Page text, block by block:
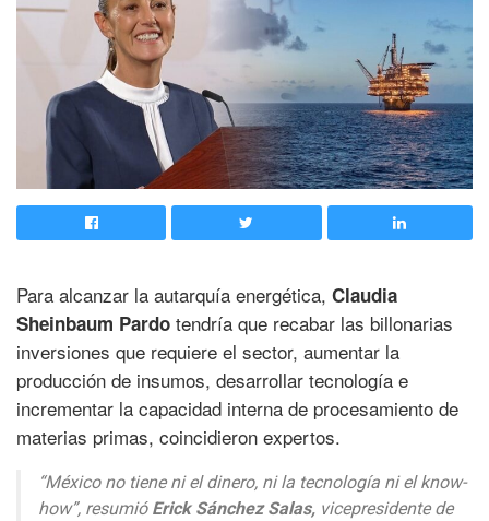
Para alcanzar la autarquía energética, Claudia
Sheinbaum Pardo tendría que recabar las billonarias
inversiones que requiere el sector, aumentar la
producción de insumos, desarrollar tecnología e
incrementar la capacidad interna de procesamiento de
materias primas, coincidieron expertos.
“México no tiene ni el dinero, ni la tecnología ni el know-
how”, resumió Erick Sánchez Salas, vicepresidente de